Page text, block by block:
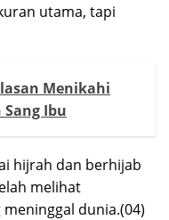
utama, tapi
Menikahi
Sang Ibu
hijrah dan berhijab
melihat
dunia.(04)